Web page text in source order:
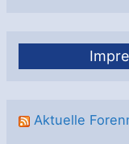
Aktuelle